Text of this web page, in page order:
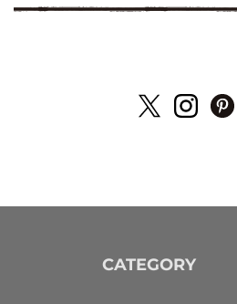
CATEGORY